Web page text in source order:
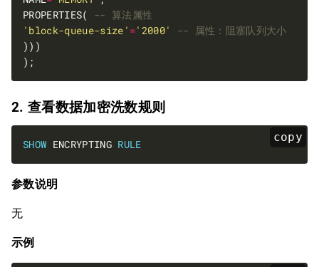
PROPERTIES(
'block-queue-size' ='2000'
2. 查看数据加密洗数规则
copy
SHOW ENCRYPTING RULE
参数说明
无
示例